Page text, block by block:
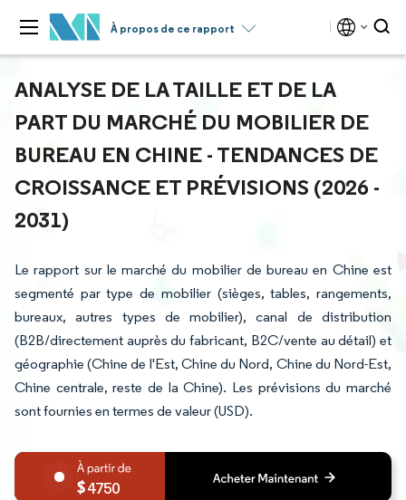
À propos de ce rapport
ANALYSE DE LA TAILLE ET DE LA
PART DU MARCHÉ DU MOBILIER DE
BUREAU EN CHINE - TENDANCES DE
CROISSANCE ET PRÉVISIONS (2026 -
2031)
Le rapport sur le marché du mobilier de bureau en Chine est
segmenté par type de mobilier (sièges, tables, rangements,
bureaux, autres types de mobilier), canal de distribution
(B2B/directement auprès du fabricant, B2C/vente au détail) et
géographie (Chine de l'Est, Chine du Nord, Chine du Nord-Est,
Chine centrale, reste de la Chine). Les prévisions du marché
sont fournies en termes de valeur (USD).
4750